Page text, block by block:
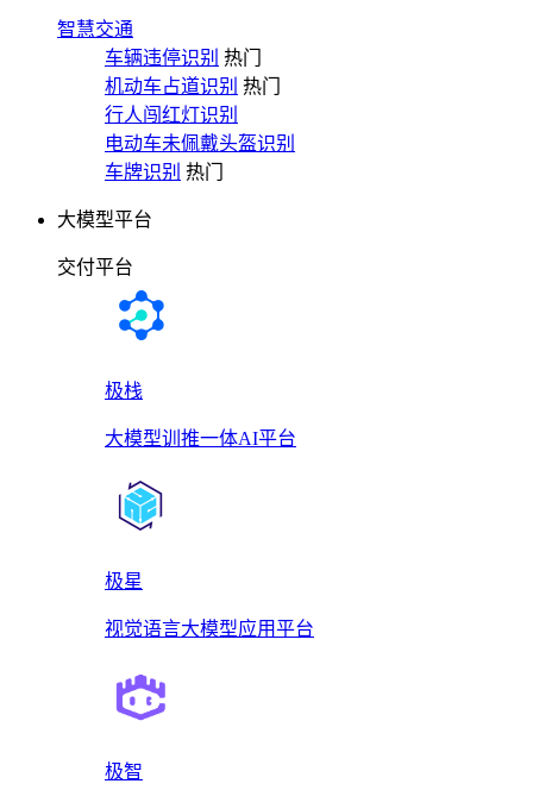
智慧交通
车辆违停识别 热门
机动车占道识别 热门
行人闯红灯识别
电动车未佩戴头盔识别
车牌识别 热门
大模型平台
交付平台
极栈
大模型训推一体AI平台
极星
视觉语言大模型应用平台
极智